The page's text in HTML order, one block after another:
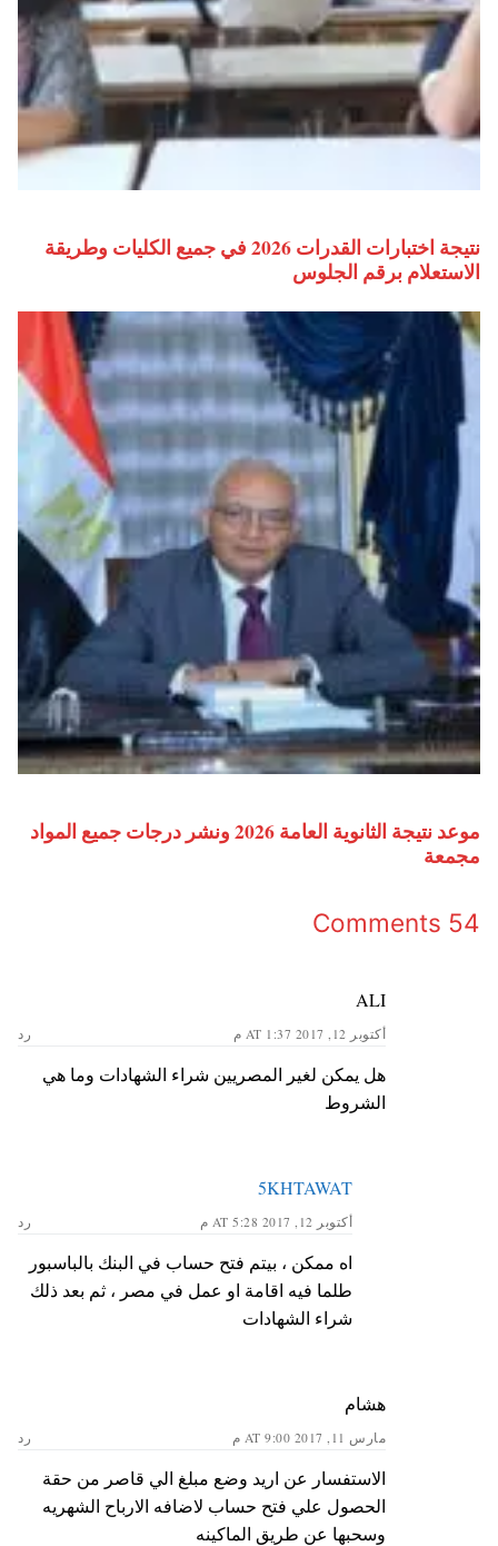
نتيجة اختبارات القدرات 2026 في جميع الكليات وطريقة
الاستعلام برقم الجلوس
موعد نتيجة الثانوية العامة 2026 ونشر درجات جميع المواد
مجمعة
54 Comments
ALI
أكتوبر 12, 2017 AT 1:37 م رد
هل يمكن لغير المصريين شراء الشهادات وما هي
الشروط
5KHTAWAT
أكتوبر 12, 2017 AT 5:28 م رد
اه ممكن ، بيتم فتح حساب في البنك بالباسبور
طلما فيه اقامة او عمل في مصر ، ثم بعد ذلك
شراء الشهادات
هشام
مارس 11, 2017 AT 9:00 م رد
الاستفسار عن اريد وضع مبلغ الي قاصر من حقة
الحصول علي فتح حساب لاضافه الارباح الشهريه
وسحبها عن طريق الماكينه